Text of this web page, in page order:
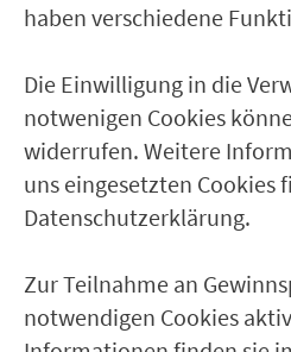
VGN-SOMMER 2026
haben verschiedene
Die Einwilligung in die
notwenigen Cookies
widerrufen. Weitere
uns eingesetzten Cookies
Datenschutzerklärung.
Zur Teilnahme an
notwendigen Cookies